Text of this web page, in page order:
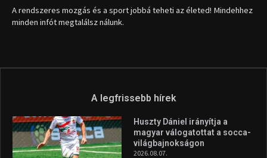
A rendszeres mozgás és a sport jobbá teheti az életed! Mindehhez
minden infót megtalálsz nálunk.
A legfrissebb hírek
Huszty Dániel irányítja a
magyar válogatottat a socca-
világbajnokságon
2026.08.07.